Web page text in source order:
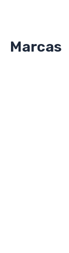
Marcas